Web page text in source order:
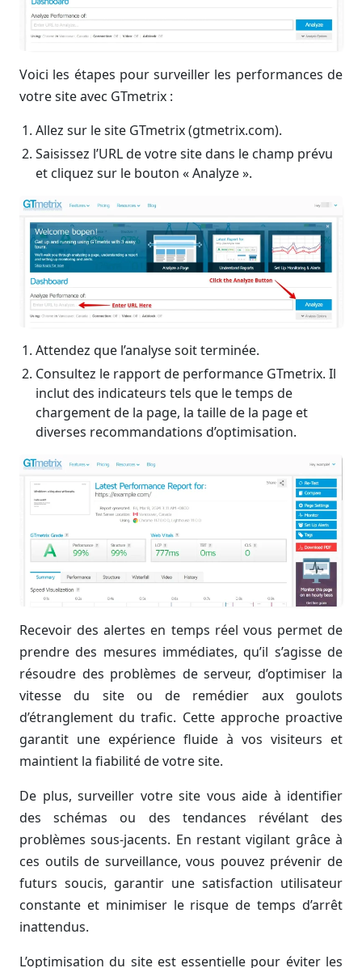
Voici les étapes pour surveiller les performances de
votre site avec GTmetrix :
Allez sur le site GTmetrix (gtmetrix.com).
Saisissez l’URL de votre site dans le champ prévu
et cliquez sur le bouton « Analyze ».
Attendez que l’analyse soit terminée.
Consultez le rapport de performance GTmetrix. Il
inclut des indicateurs tels que le temps de
chargement de la page, la taille de la page et
diverses recommandations d’optimisation.
Recevoir des alertes en temps réel vous permet de
prendre des mesures immédiates, qu’il s’agisse de
résoudre des problèmes de serveur, d’optimiser la
vitesse du site ou de remédier aux goulots
d’étranglement du trafic. Cette approche proactive
garantit une expérience fluide à vos visiteurs et
maintient la fiabilité de votre site.
De plus, surveiller votre site vous aide à identifier
des schémas ou des tendances révélant des
problèmes sous-jacents. En restant vigilant grâce à
ces outils de surveillance, vous pouvez prévenir de
futurs soucis, garantir une satisfaction utilisateur
constante et minimiser le risque de temps d’arrêt
inattendus.
L’optimisation du site est essentielle pour éviter les